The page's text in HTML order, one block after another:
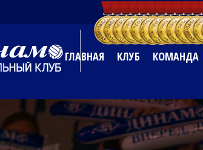
ГЛАВНАЯ КЛУБ КОМАНДА